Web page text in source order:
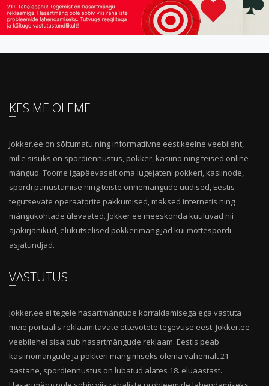
KES ME OLEME
Jokker.ee on sõltumatu ning informatiivne eestikeelne veebileht,
mille sisuks on spordiennustus, pokker, kasiino ning teised online
mängud. Toome igapäevaselt oma lugejateni pokkeri, kasiinode,
spordi panustamise ning teiste õnnemängude uudised, Eestis
tegutsevate operaatorite pakkumised, maksed internetis ning
mängukohtade ülevaated. Jokker.ee meeskonda kuuluvad nii
ajakirjanikud, elukutselised pokkerimängijad kui mõttespordi
asjatundjad.
VASTUTUS
Jokker.ee ei tegele hasartmängude korraldamisega ega vastuta
meie portaalis reklaamitavate ettevõtete tegevuse eest. Jokker.ee
veebilehel sisaldub hasartmängude reklaam. Eestis peab
kasiinomängude ja pokkeri mängimiseks olema vähemalt 21-
aastane, spordiennustus on lubatud alates 18. eluaastast.